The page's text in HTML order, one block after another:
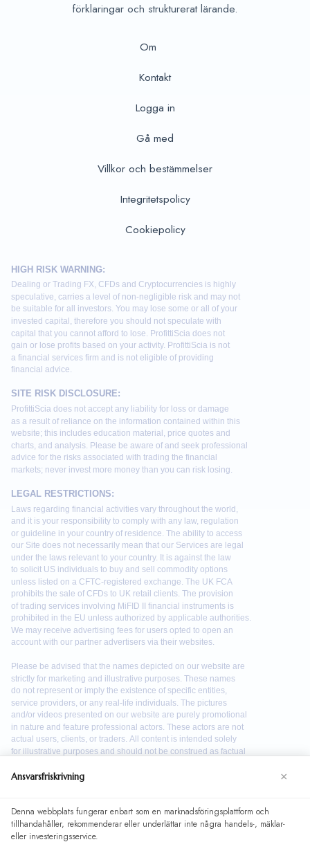
förklaringar och strukturerat lärande.
Om
Kontakt
Logga in
Gå med
Villkor och bestämmelser
Integritetspolicy
Cookiepolicy
We use cookies to enhance your browsing experience. By
continuing to use our website, you agree to our use of
Ansvarsfriskrivning ×
Denna webbplats fungerar enbart som en marknadsföringsplattform och
tillhandahåller, rekommenderar eller underlättar inte några handels-, mäklar-
eller investeringsservice.